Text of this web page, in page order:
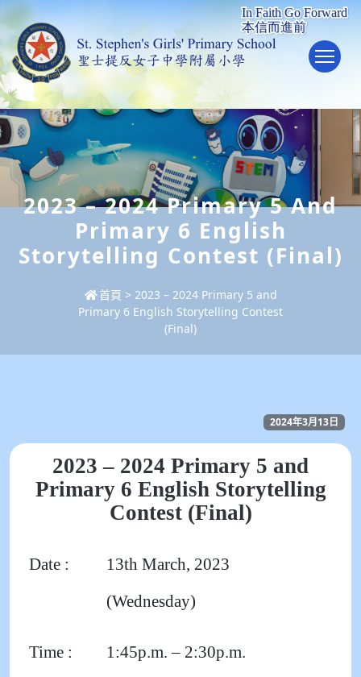
2023 – 2024 Primary 5 And
Primary 6 English
Storytelling Contest (Final)
首頁 > 2023 – 2024 Primary 5 and
Primary 6 English Storytelling Contest
(Final)
2024年3月13日
2023 – 2024 Primary 5 and
Primary 6 English Storytelling
Contest (Final)
Date :
13th March, 2023
(Wednesday)
Time : 1:45p.m. – 2:30p.m.